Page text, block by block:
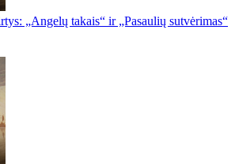
„Angelų takais“ ir „Pasaulių sutvėrimas“